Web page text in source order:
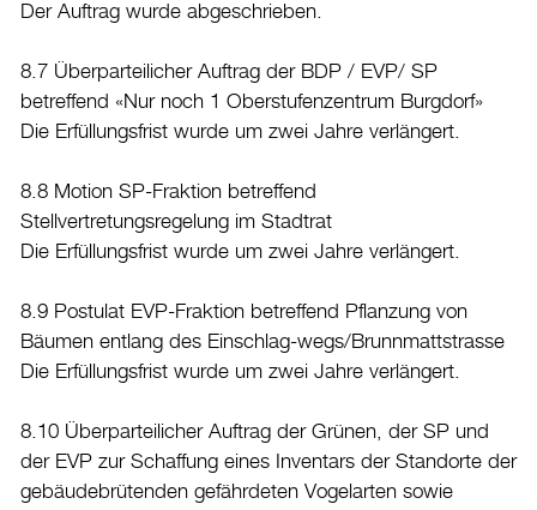
Der Auftrag wurde abgeschrieben.
8.7 Überparteilicher Auftrag der BDP / EVP/ SP
betreffend «Nur noch 1 Oberstufenzentrum Burgdorf»
Die Erfüllungsfrist wurde um zwei Jahre verlängert.
8.8 Motion SP-Fraktion betreffend
Stellvertretungsregelung im Stadtrat
Die Erfüllungsfrist wurde um zwei Jahre verlängert.
8.9 Postulat EVP-Fraktion betreffend Pflanzung von
Bäumen entlang des Einschlag-wegs/Brunnmattstrasse
Die Erfüllungsfrist wurde um zwei Jahre verlängert.
8.10 Überparteilicher Auftrag der Grünen, der SP und
der EVP zur Schaffung eines Inventars der Standorte der
gebäudebrütenden gefährdeten Vogelarten sowie